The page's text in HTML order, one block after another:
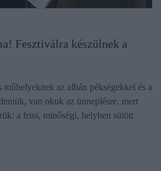
Fesztiválra készülnek a
műhelyeknek az albán pékségekkel és a
van okuk az ünneplésre, mert
a friss, minőségi, helyben sütött